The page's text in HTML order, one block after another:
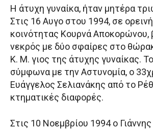
Η άτυχη γυναίκα, ήταν μητέρα
Στις 16 Αυγο στου 1994, σε
κοινότητας Κουρνά Αποκορώνου,
νεκρός με δύο σφαίρες στο
Κ. Μ. γιος της άτυχης γυναίκας.
σύμφωνα με την Αστυνομία, ο
Ευάγγελος Σελιανάκης από το
κτηματικές διαφορές.
Στις 10 Νοεμβρίου 1994 ο